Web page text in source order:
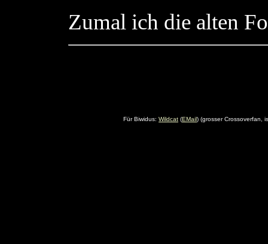
Zumal ich die alten
Für Biwidus: Wildcat (EMail) (grosser Crossoverfan,